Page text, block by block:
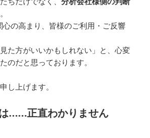
。
心の高まり、皆様のご利用・ご反響
見た方がいいかもしれない」と、心変
のだと思っております。
し上げます。
……正直わかりません